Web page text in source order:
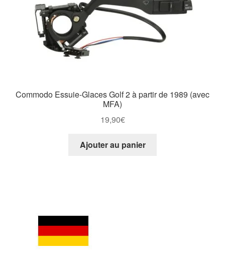
Commodo Essuie-Glaces Golf 2 à partir de 1989 (avec
MFA)
19,90€
Ajouter au panier